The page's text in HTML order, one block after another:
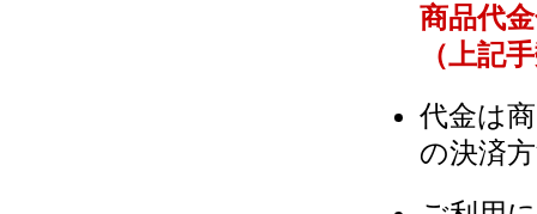
商品代
（上記
代金は
の決済